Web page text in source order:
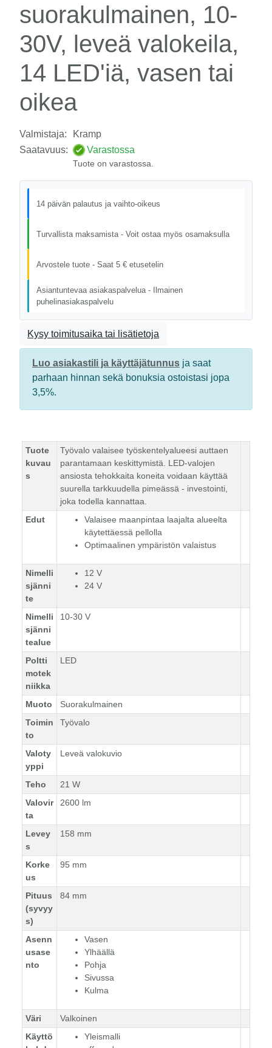
suorakulmainen, 10-
30V, leveä valokeila,
14 LED'iä, vasen tai
oikea
Valmistaja:
Kramp
Saatavuus:
Varastossa
Tuote on varastossa.
14 päivän palautus ja vaihto-oikeus
Turvallista maksamista - Voit ostaa myös osamaksulla
Arvostele tuote - Saat 5 € etusetelin
Asiantuntevaa asiakaspalvelua - Ilmainen
puhelinasiakaspalvelu
Kysy toimitusaika tai lisätietoja
Luo asiakastili ja käyttäjätunnus ja saat
parhaan hinnan sekä bonuksia ostoistasi jopa
3,5%.
Tuote
kuvau
s
Työvalo valaisee työskentelyalueesi auttaen
parantamaan keskittymistä. LED-valojen
ansiosta tehokkaita koneita voidaan käyttää
suurella tarkkuudella pimeässä - investointi,
joka todella kannattaa.
Edut
Valaisee maanpintaa laajalta alueelta
käytettäessä pellolla
Optimaalinen ympäristön valaistus
Nimelli
sjänni
te
12 V
24 V
Nimelli
sjänni
tealue
10-30 V
Poltti
motek
niikka
LED
Muoto
Suorakulmainen
Toimin
to
Työvalo
Valoty
yppi
Leveä valokuvio
Teho
21 W
Valovir
ta
2600 lm
Levey
s
158 mm
Korke
us
95 mm
Pituus
(syvyy
s)
84 mm
Asenn
usase
nto
Vasen
Ylhäällä
Pohja
Sivussa
Kulma
Väri
Valkoinen
Käyttö
Yleismalli